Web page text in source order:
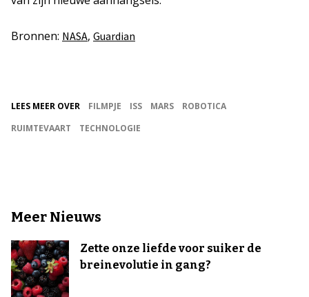
Bronnen: NASA, Guardian
LEES MEER OVER FILMPJE ISS MARS
ROBOTICA
RUIMTEVAART
TECHNOLOGIE
Meer Nieuws
Zette onze liefde voor suiker de
breinevolutie in gang?